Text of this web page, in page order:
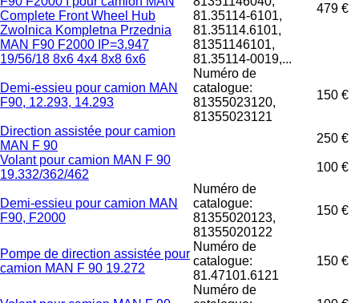
Complete Front Wheel Hub
Zwolnica Kompletna Przednia
MAN F90 F2000 IP=3.947
19/56/18 8x6 4x4 8x8 6x6
81.35114-6101,
81.35114.6101,
81351146101,
81.35114-0019,...
479 €
Demi-essieu pour camion MAN
F90, 12.293, 14.293
Numéro de
catalogue:
81355023120,
81355023121
150 €
Direction assistée pour camion
MAN F 90
250 €
Volant pour camion MAN F 90
19.332/362/462
100 €
Demi-essieu pour camion MAN
F90, F2000
Numéro de
catalogue:
81355020123,
81355020122
150 €
Pompe de direction assistée pour
camion MAN F 90 19.272
Numéro de
catalogue:
81.47101.6121
150 €
Numéro de